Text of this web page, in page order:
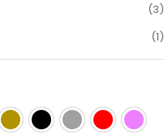
(3)
(1)